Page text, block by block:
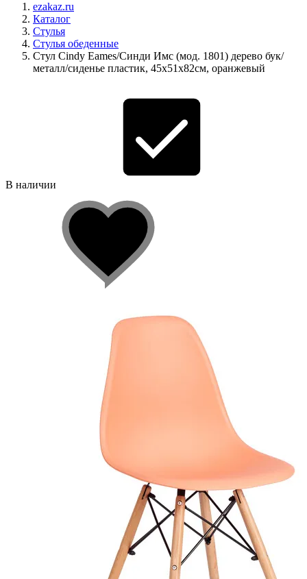
ezakaz.ru
Каталог
Стулья
Стулья обеденные
Стул Сindy Eames/Синди Имс (мод. 1801) дерево бук/
металл/сиденье пластик, 45х51х82см, оранжевый
В наличии